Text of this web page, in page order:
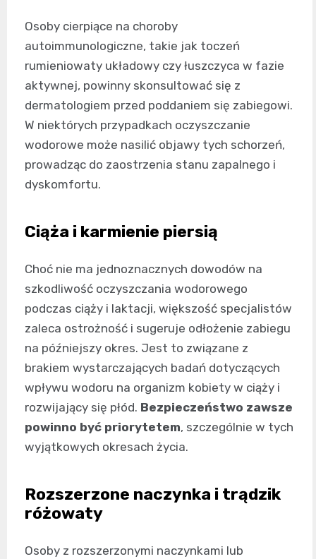
Osoby cierpiące na choroby
autoimmunologiczne, takie jak toczeń
rumieniowaty układowy czy łuszczyca w fazie
aktywnej, powinny skonsultować się z
dermatologiem przed poddaniem się zabiegowi.
W niektórych przypadkach oczyszczanie
wodorowe może nasilić objawy tych schorzeń,
prowadząc do zaostrzenia stanu zapalnego i
dyskomfortu.
Ciąża i karmienie piersią
Choć nie ma jednoznacznych dowodów na
szkodliwość oczyszczania wodorowego
podczas ciąży i laktacji, większość specjalistów
zaleca ostrożność i sugeruje odłożenie zabiegu
na późniejszy okres. Jest to związane z
brakiem wystarczających badań dotyczących
wpływu wodoru na organizm kobiety w ciąży i
rozwijający się płód. Bezpieczeństwo zawsze
powinno być priorytetem, szczególnie w tych
wyjątkowych okresach życia.
Rozszerzone naczynka i trądzik
różowaty
Osoby z rozszerzonymi naczynkami lub